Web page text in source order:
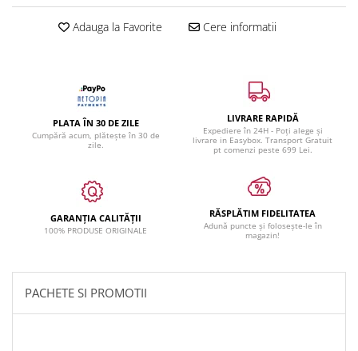
Adauga la Favorite Cere informatii
PLATA ÎN 30 DE ZILE
Cumpără acum, plătește în 30 de
zile.
LIVRARE RAPIDĂ
Expediere în 24H - Poți alege și
livrare in Easybox. Transport Gratuit
pt comenzi peste 699 Lei.
GARANȚIA CALITĂȚII
100% PRODUSE ORIGINALE
RĂSPLĂTIM FIDELITATEA
Adună puncte și folosește-le în
magazin!
PACHETE SI PROMOTII